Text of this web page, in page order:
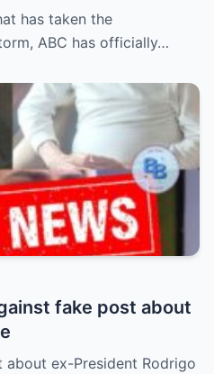
Reveal
Ratings
has taken the
ABC has officially…
fake post about
ex-President Rodrigo